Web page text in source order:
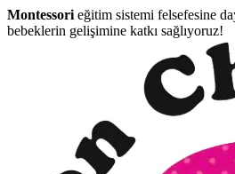
Montessori eğitim sistemi felsefesine
bebeklerin gelişimine katkı sağlıyoruz!